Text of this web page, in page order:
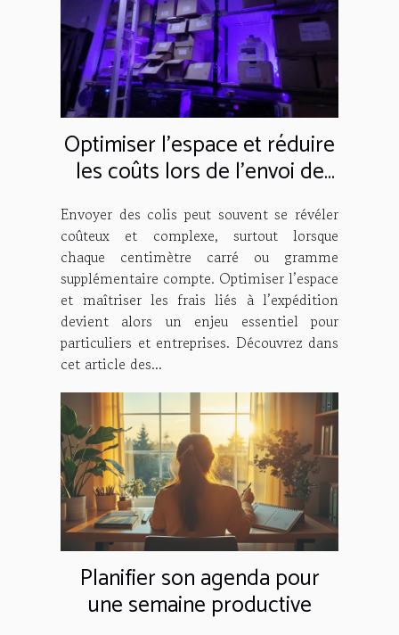
Optimiser l'espace et réduire
les coûts lors de l'envoi de
Envoyer des colis peut souvent se révéler
coûteux et complexe, surtout lorsque
chaque centimètre carré ou gramme
supplémentaire compte. Optimiser l’espace
et maîtriser les frais liés à l’expédition
devient alors un enjeu essentiel pour
particuliers et entreprises. Découvrez dans
cet article des...
Planifier son agenda pour
une semaine productive